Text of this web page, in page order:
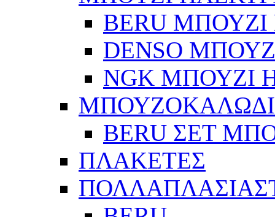
BERU
DENSO
NGK ΜΠΟΥΖΙ
BERU ΣΕΤ
ΠΛΑΚΕΤΕΣ